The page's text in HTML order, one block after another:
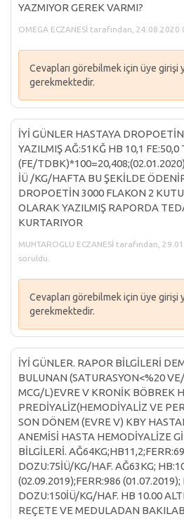
YAZMIYOR GEREK VARMI?
OMEGA ECZANESİ tarafından,
Cevapları görebilmek için üye girişi
gerekmektedir.
İYİ GÜNLER HASTAYA
YAZILMIŞ AĞ:51KĞ HB 10,1
(FE/
İÜ /KG/HAFTA BU ŞEKİLDE
DROPOETİN 3000 FLAKON 2
OLARAK YAZILMIŞ RAPORDA
KURTARIYOR
MUHTAROGLU ECZANESİ tarafından,
soruldu.
Cevapları görebilmek için üye girişi
gerekmektedir.
İYİ GÜNLER. RAPOR BİLGİLERİ
BULUNAN (SATURASYON<%20
MCG/L)EVRE V KRONİK BÖBREK
PREDİYALİZ(HEMODİYALİZ VE
SON DÖNEM (EVRE V) KBY
ANEMİSİ HASTA HEMODİYALİZE
BİLGİLERİ.
DOZU:75İÜ/KG/HAF. AĞ63KG;
(02.09.2019);FERR:986
DOZU:150İÜ/KG/HAF. HB 10.00
REÇETE VE MEDULADAN